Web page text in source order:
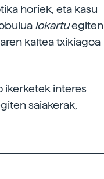
horiek, eta kasu
lokartuegiten
kaltea txikiagoa
ikerketek interes
saiakerak,